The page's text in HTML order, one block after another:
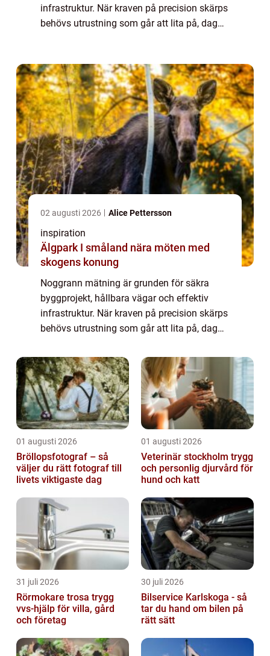
infrastruktur. När kraven på precision skärps
behövs utrustning som går att lita på, dag
02 augusti 2026 Alice Pettersson
inspiration
Älgpark I småland nära möten med
skogens konung
Noggrann mätning är grunden för säkra
byggprojekt, hållbara vägar och effektiv
infrastruktur. När kraven på precision skärps
behövs utrustning som går att lita på, dag
varumärket topcon blivit en viktig spe...
01 augusti 2026
Bröllopsfotograf – så
väljer du rätt fotograf till
livets viktigaste dag
01 augusti 2026
Veterinär stockholm trygg
och personlig djurvård för
hund och katt
31 juli 2026
Rörmokare trosa trygg
vvs-hjälp för villa, gård
och företag
30 juli 2026
Bilservice Karlskoga - så
tar du hand om bilen på
rätt sätt